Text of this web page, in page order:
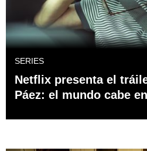
SERIES
Netflix presenta el
Páez: el mundo cabe